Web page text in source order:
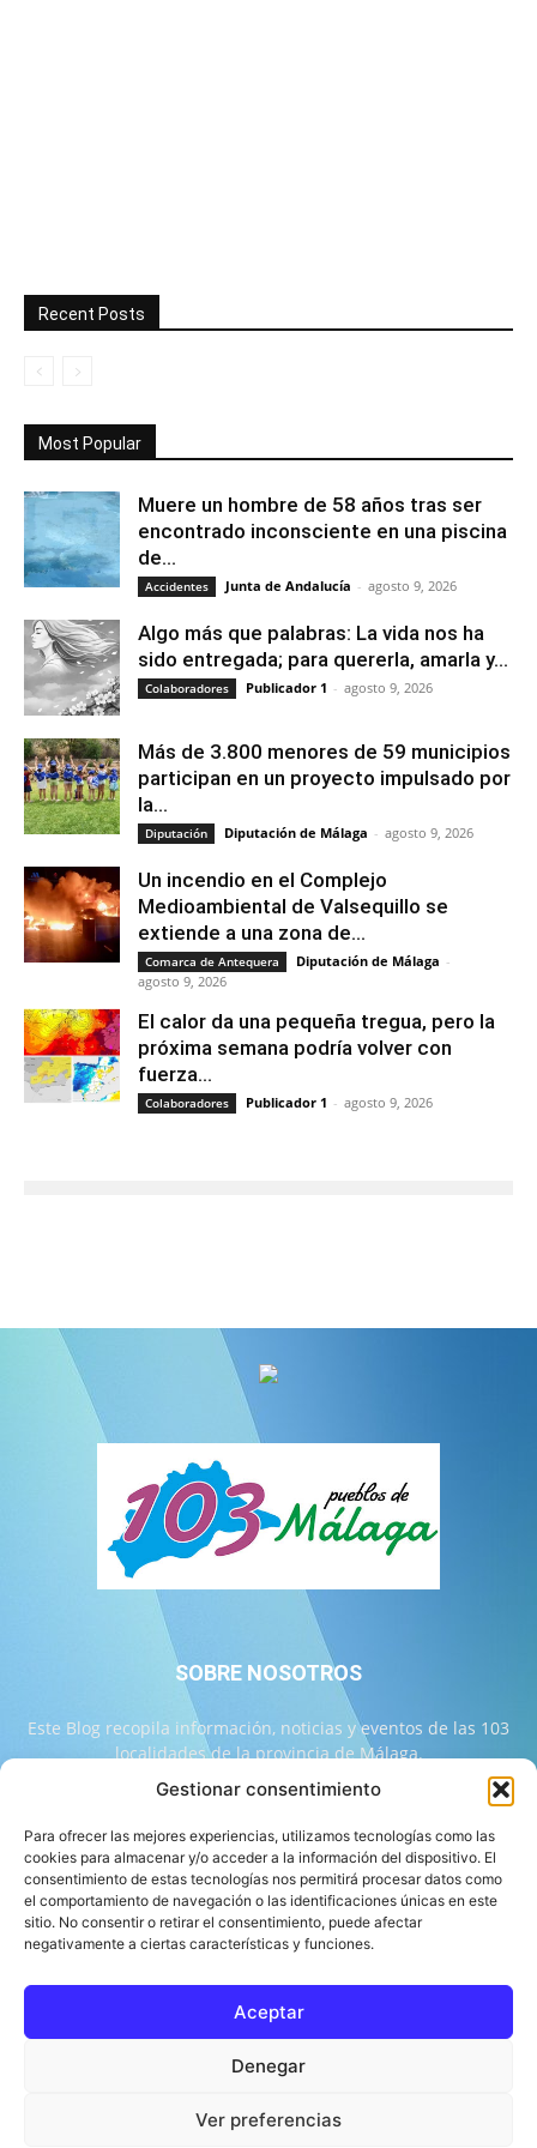
Gestionar consentimiento
Para ofrecer las mejores experiencias, utilizamos tecnologías como las
cookies para almacenar y/o acceder a la información del dispositivo. El
consentimiento de estas tecnologías nos permitirá procesar datos como
el comportamiento de navegación o las identificaciones únicas en este
sitio. No consentir o retirar el consentimiento, puede afectar
negativamente a ciertas características y funciones.
Aceptar
Denegar
Ver preferencias
Recent Posts
Most Popular
Muere un hombre de 58 años tras ser
encontrado inconsciente en una piscina
de...
Accidentes Junta de Andalucía - agosto 9, 2026
Algo más que palabras: La vida nos ha
sido entregada; para quererla, amarla y...
Colaboradores Publicador 1 - agosto 9, 2026
Más de 3.800 menores de 59 municipios
participan en un proyecto impulsado por
la...
Diputación Diputación de Málaga - agosto 9, 2026
Un incendio en el Complejo
Medioambiental de Valsequillo se
extiende a una zona de...
Comarca de Antequera Diputación de Málaga -
agosto 9, 2026
El calor da una pequeña tregua, pero la
próxima semana podría volver con
fuerza...
Colaboradores Publicador 1 - agosto 9, 2026
SOBRE NOSOTROS
Este Blog recopila información, noticias y eventos de las 103
localidades de la provincia de Málaga.
Contáctanos: info@103malaga.com
SÍGUENOS
Equipo de 103 Málaga
Aviso Legal